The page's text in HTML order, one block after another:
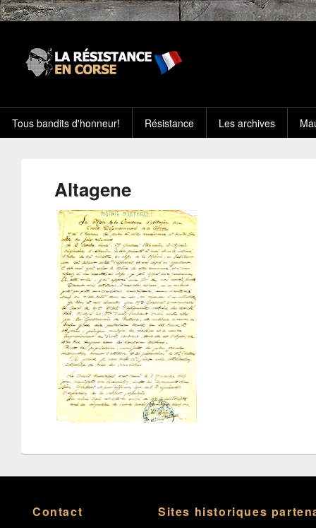
Tous bandits d'honneur! Résistance Les archives
Altagene
Contact Sites historiques